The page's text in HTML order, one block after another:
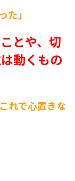
た」
とや、切
動くもの
れで心置きな